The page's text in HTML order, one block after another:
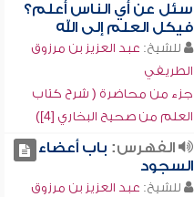
سئل عن أي الناس أعلم؟
فيكل العلم إلى الله
للشيخ: عبد العزيز بن مرزوق
الطريفي
جزء من محاضرة ( شرح كتاب
العلم من صحيح البخاري [4])
الفهرس: باب أعضاء
السجود
للشيخ: عبد العزيز بن مرزوق